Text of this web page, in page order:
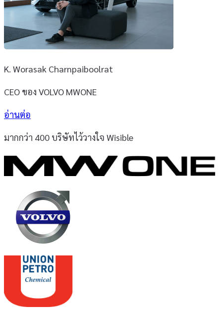
K. Worasak Charnpaiboolrat
CEO ของ VOLVO MWONE
อ่านต่อ
มากกว่า 400 บริษัทไว้วางใจ Wisible